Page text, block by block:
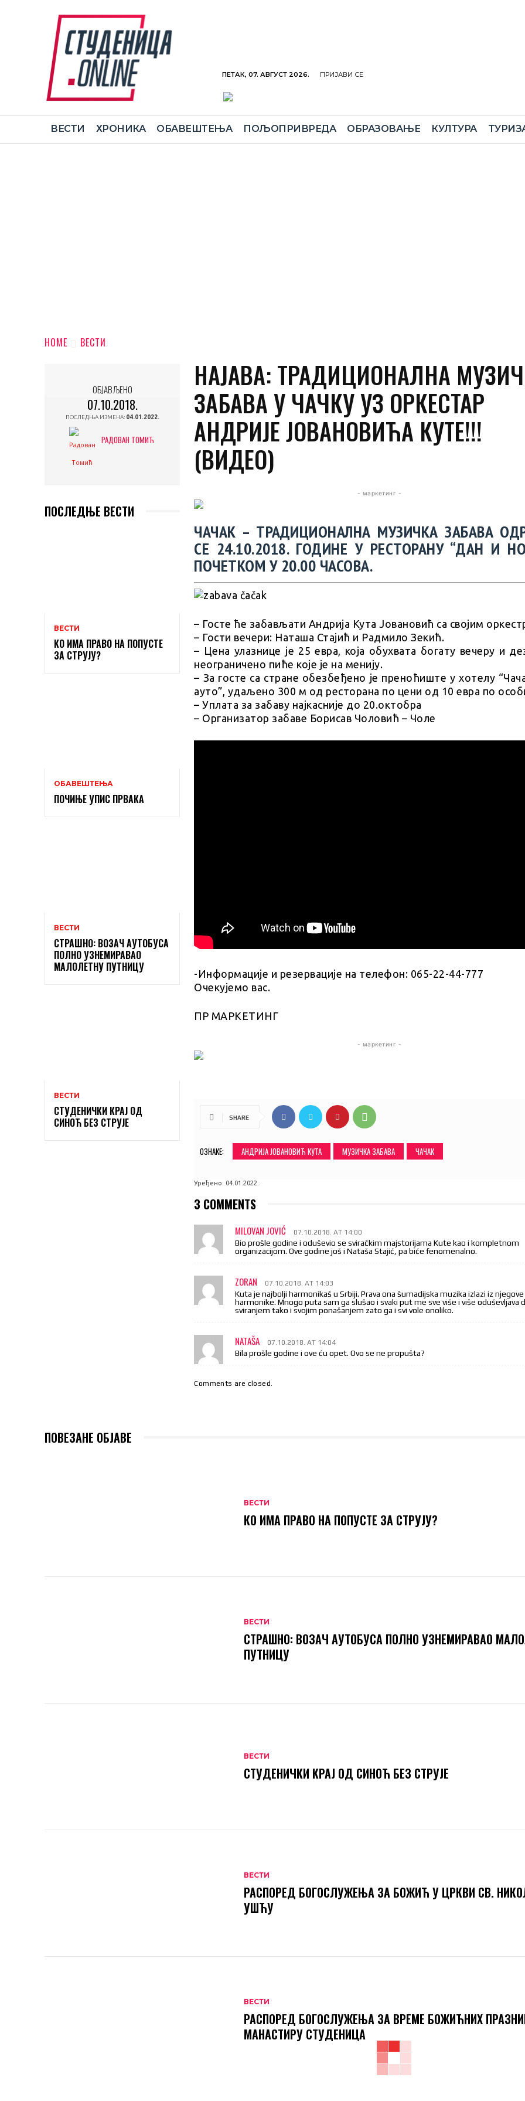
ПЕТАК, 07. АВГУСТ 2026. ПРИЈАВИ СЕ
ВЕСТИ ХРОНИКА ОБАВЕШТЕЊА ПОЉОПРИВРЕДА ОБРАЗОВАЊЕ КУЛТУРА
HOME ВЕСТИ
ОБЈАВЉЕНО
07.10.2018.
ПОСЛЕДЊА ИЗМЕНА: 04.01.2022.
РАДОВАН ТОМИЋ
ПОСЛЕДЊЕ ВЕСТИ
ВЕСТИ
КО ИМА ПРАВО НА ПОПУСТЕ
ЗА СТРУЈУ?
ОБАВЕШТЕЊА
ПОЧИЊЕ УПИС ПРВАКА
ВЕСТИ
СТРАШНО: ВОЗАЧ АУТОБУСА
ПОЛНО УЗНЕМИРАВАО
МАЛОЛЕТНУ ПУТНИЦУ
ВЕСТИ
СТУДЕНИЧКИ КРАЈ ОД
СИНОЋ БЕЗ СТРУЈЕ
НАЈАВА: ТРАДИЦИОНАЛНА
ЗАБАВА У ЧАЧКУ УЗ ОРКЕСТАР
АНДРИЈЕ ЈОВАНОВИЋА КУТЕ!!!
(ВИДЕО)
- маркетинг -
ЧАЧАК – ТРАДИЦИОНАЛНА МУЗИЧКА ЗАБАВА
СЕ 24.10.2018. ГОДИНЕ У РЕСТОРАНУ “ДАН И
ПОЧЕТКОМ У 20.00 ЧАСОВА.
– Госте ће забављати Андрија Кута Јовановић са својим
– Гости вечери: Наташа Стајић и Радмило Зекић.
– Цена улазнице је 25 евра, која обухвата богату вечеру и
неограничено пиће које је на менију.
– За госте са стране обезбеђено је преноћиште у хотелу
ауто”, удаљено 300 м од ресторана по цени од 10 евра по
– Уплата за забаву најкасније до 20.октобра
– Организатор забаве Борисав Чоловић – Чоле
-Информације и резервације на телефон: 065-22-44-777
Очекујемо вас.
ПР МАРКЕТИНГ
- маркетинг -
SHARE
ОЗНАКЕ: АНДРИЈА ЈОВАНОВИЋ КУТА МУЗИЧКА ЗАБАВА ЧАЧАК
Уређено: 04.01.2022.
3 COMMENTS
MILOVAN JOVIĆ 07.10.2018. AT 14:00
Bio prošle godine i oduševio se sviračkim majstorijama Kute kao i kompletnom
organizacijom. Ove godine još i Nataša Stajić, pa biće fenomenalno.
ZORAN 07.10.2018. AT 14:03
Kuta je najbolji harmonikaš u Srbiji. Prava ona šumadijska muzika izlazi iz njegove
harmonike. Mnogo puta sam ga slušao i svaki put me sve više i više oduševljava
sviranjem tako i svojim ponašanjem zato ga i svi vole onoliko.
NATAŠA 07.10.2018. AT 14:04
Bila prošle godine i ove ću opet. Ovo se ne propušta?
Comments are closed.
ПОВЕЗАНЕ ОБЈАВЕ
ВЕСТИ
КО ИМА ПРАВО НА ПОПУСТЕ ЗА СТРУЈУ?
ВЕСТИ
СТРАШНО: ВОЗАЧ АУТОБУСА ПОЛНО УЗНЕМИРАВАО
ПУТНИЦУ
ВЕСТИ
СТУДЕНИЧКИ КРАЈ ОД СИНОЋ БЕЗ СТРУЈЕ
ВЕСТИ
РАСПОРЕД БОГОСЛУЖЕЊА ЗА БОЖИЋ У ЦРКВИ СВ.
УШЋУ
ВЕСТИ
РАСПОРЕД БОГОСЛУЖЕЊА ЗА ВРЕМЕ БОЖИЋНИХ
МАНАСТИРУ СТУДЕНИЦА